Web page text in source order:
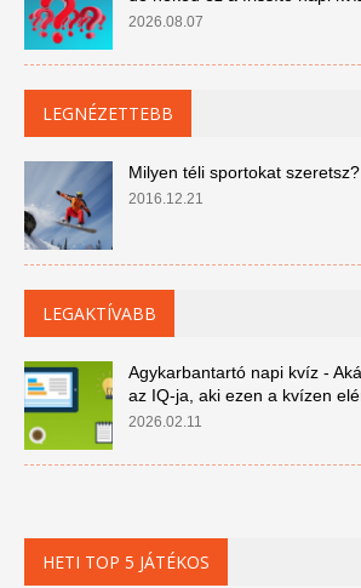
2026.08.07
LEGNÉZETTEBB
Milyen téli sportokat szeretsz?
2016.12.21
LEGAKTÍVABB
Agykarbantartó napi kvíz -
az IQ-ja, aki ezen a kvízen
2026.02.11
HETI TOP 5 JÁTÉKOS